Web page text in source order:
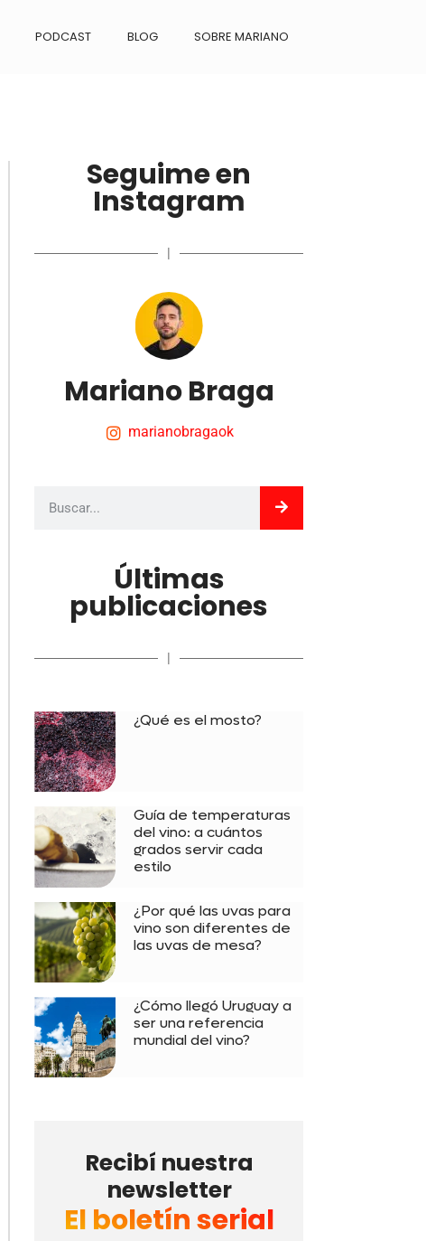
PODCAST BLOG SOBRE MARIANO
Seguime en
Instagram
|
Mariano Braga
marianobragaok
Últimas
publicaciones
|
¿Qué es el mosto?
Guía de temperaturas
del vino: a cuántos
grados servir cada
estilo
¿Por qué las uvas para
vino son diferentes de
las uvas de mesa?
¿Cómo llegó Uruguay a
ser una referencia
mundial del vino?
Recibí nuestra
newsletter
El boletín serial